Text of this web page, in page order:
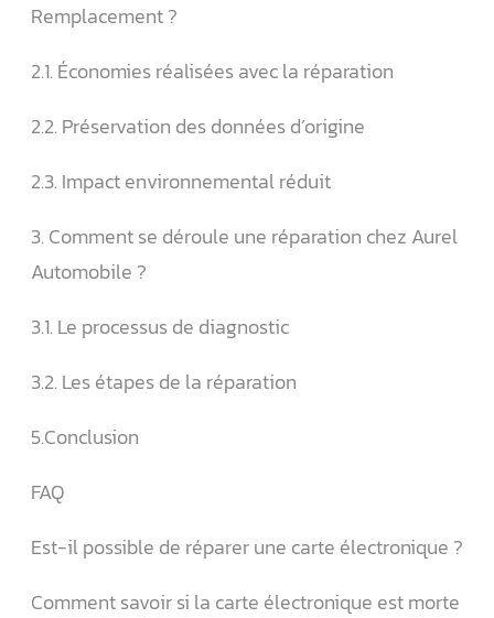
Remplacement ?
2.1. Économies réalisées avec la réparation
2.2. Préservation des données d’origine
2.3. Impact environnemental réduit
3. Comment se déroule une réparation chez Aurel
Automobile ?
3.1. Le processus de diagnostic
3.2. Les étapes de la réparation
5.Conclusion
FAQ
Est-il possible de réparer une carte électronique ?
Comment savoir si la carte électronique est morte